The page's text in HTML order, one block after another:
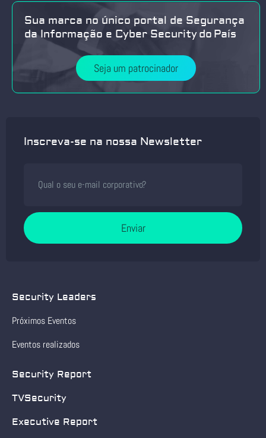
Sua marca no único portal de Segurança
da Informação e Cyber Security do País
Seja um patrocinador
Inscreva-se na nossa Newsletter
Enviar
Security Leaders
Próximos Eventos
Eventos realizados
Security Report
TVSecurity
Executive Report